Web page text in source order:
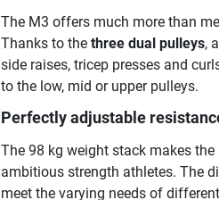
The M3 offers much more than
Thanks to the three dual pulleys,
side raises, tricep presses and
to the low, mid or upper pulleys.
Perfectly adjustable
The 98 kg weight stack makes the
ambitious strength athletes. The
meet the varying needs of